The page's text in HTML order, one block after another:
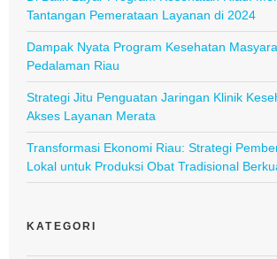
Tantangan Pemerataan Layanan di 2024
Dampak Nyata Program Kesehatan
Pedalaman Riau
Strategi Jitu Penguatan Jaringan Klinik
Akses Layanan Merata
Transformasi Ekonomi Riau: Strategi
Lokal untuk Produksi Obat Tradisional
KATEGORI